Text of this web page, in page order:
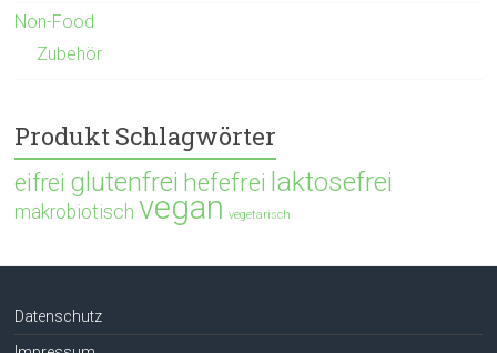
Non-Food
Zubehör
Produkt Schlagwörter
eifrei glutenfrei hefefrei laktosefrei
makrobiotisch vegan vegetarisch
Datenschutz